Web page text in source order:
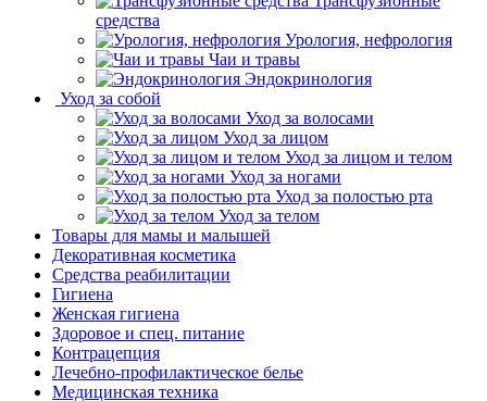
средства
Урология, нефрология
Чаи и травы
Эндокринология
Уход за собой
Уход за волосами
Уход за лицом
Уход за лицом и телом
Уход за ногами
Уход за полостью рта
Уход за телом
Товары для мамы и малышей
Декоративная косметика
Средства реабилитации
Гигиена
Женская гигиена
Здоровое и спец. питание
Контрацепция
Лечебно-профилактическое белье
Медицинская техника